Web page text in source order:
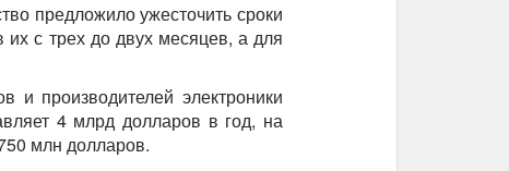
предложило ужесточить сроки
их с трех до двух месяцев, а для
и производителей электроники
4 млрд долларов в год, на
млн долларов.